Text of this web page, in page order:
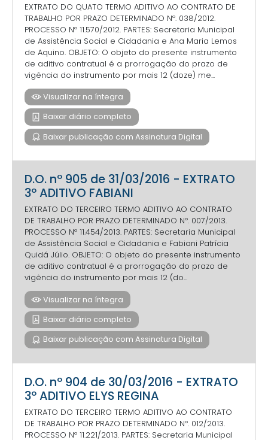
EXTRATO DO QUATO TERMO ADITIVO AO CONTRATO DE
TRABALHO POR PRAZO DETERMINADO Nº. 038/2012.
PROCESSO Nº 11.570/2012. PARTES: Secretaria Municipal
de Assistência Social e Cidadania e Ana Maria Lemos
de Aquino. OBJETO: O objeto do presente instrumento
de aditivo contratual é a prorrogação do prazo de
vigência do instrumento por mais 12 (doze) me...
Visualizar na íntegra
Baixar diário completo
Baixar publicação com Assinatura Digital
D.O. nº 905 de 31/03/2016 - EXTRATO
3º ADITIVO FABIANI
EXTRATO DO TERCEIRO TERMO ADITIVO AO CONTRATO
DE TRABALHO POR PRAZO DETERMINADO Nº. 007/2013.
PROCESSO Nº 11.454/2013. PARTES: Secretaria Municipal
de Assistência Social e Cidadania e Fabiani Patrícia
Quidá Júlio. OBJETO: O objeto do presente instrumento
de aditivo contratual é a prorrogação do prazo de
vigência do instrumento por mais 12 (do...
Visualizar na íntegra
Baixar diário completo
Baixar publicação com Assinatura Digital
D.O. nº 904 de 30/03/2016 - EXTRATO
3º ADITIVO ELYS REGINA
EXTRATO DO TERCEIRO TERMO ADITIVO AO CONTRATO
DE TRABALHO POR PRAZO DETERMINADO Nº. 012/2013.
PROCESSO Nº 11.221/2013. PARTES: Secretaria Municipal